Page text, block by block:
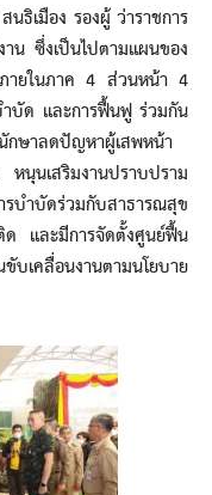
มือง รองผู้ ว่าราชการ
น ซึ่งเป็นไปตามแผนของ
ภายในภาค 4 ส่วนหน้า 4
บัด และการฟื้นฟู ร่วมกัน
กษาลดปัญหาผู้เสพหน้า
นุนเสริมงานปราบปราม
ำบัดร่วมกับสาธารณสุข
และมีการจัดตั้งศูนย์ฟื้น
เคลื่อนงานตามนโยบาย